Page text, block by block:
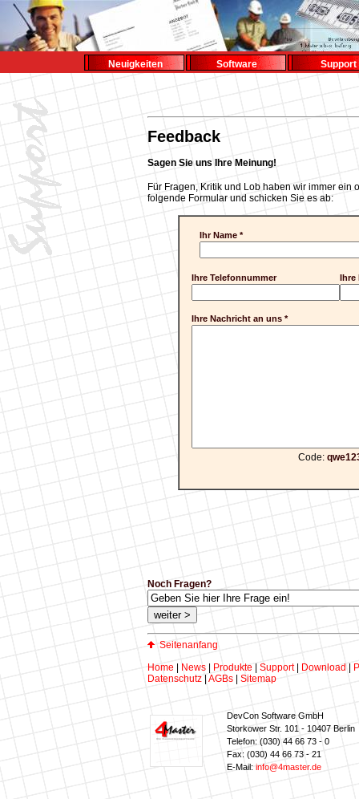
Neuigkeiten Software Support
Feedback
Sagen Sie uns Ihre Meinung!
Für Fragen, Kritik und Lob haben wir immer ein
folgende Formular und schicken Sie es ab:
Ihr Name *
Ihre Telefonnummer
Ihre Nachricht an uns *
Code:
Noch Fragen?
Seitenanfang
Home
News Produkte Support| Download
Datenschutz AGBs Sitemap
DevCon Software GmbH
Storkower Str. 101 - 10407 Berlin
Telefon: (030) 44 66 73 - 0
Fax: (030) 44 66 73 - 21
E-Mail: info@4master.de